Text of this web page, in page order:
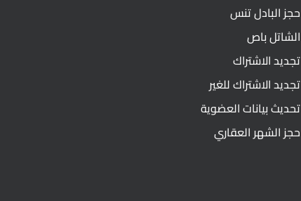
حجز البادل تنس
الشاتل باص
تجديد الاشتراك
تجديد الاشتراك للغير
تحديث بيانات العضوية
حجز الشهر العقاري